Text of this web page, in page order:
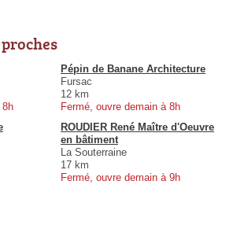
8h
Pépin de Banane Architecture
Fursac
12 km
Fermé, ouvre demain à 8h
ROUDIER René Maître d'Oeuvre
en bâtiment
La Souterraine
17 km
Fermé, ouvre demain à 9h